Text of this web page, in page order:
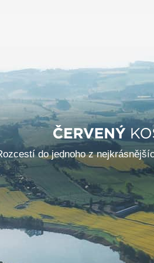
do jednoho z